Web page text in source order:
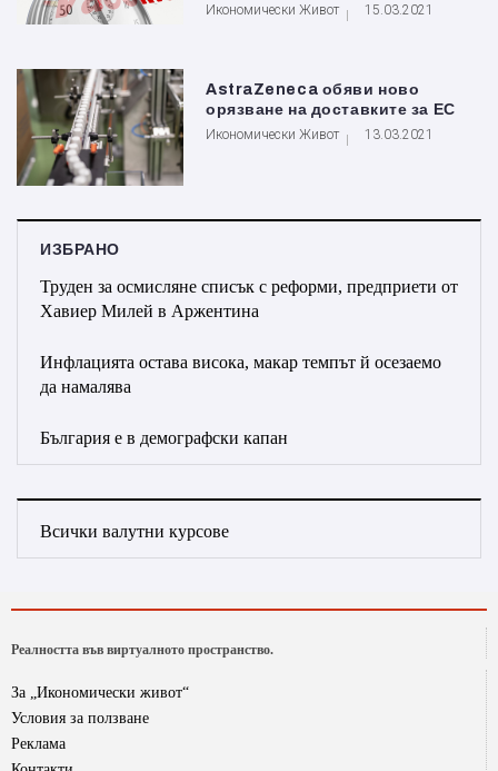
Икономически Живот 15.03.2021
AstraZeneca обяви ново
орязване на доставките за ЕС
Икономически Живот 13.03.2021
ИЗБРАНО
Труден за осмисляне списък с реформи, предприети от
Хавиер Милей в Аржентина
Инфлацията остава висока, макар темпът й осезаемо
да намалява
България е в демографски капан
Всички валутни курсове
Реалността във виртуалното пространство.
За „Икономически живот“
Условия за ползване
Реклама